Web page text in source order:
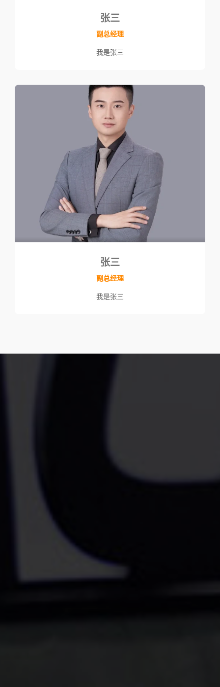
张三
副总经理
我是张三
张三
副总经理
我是张三